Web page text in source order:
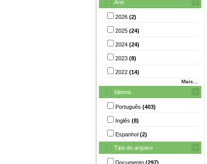
Ano
2026 (2)
2025 (24)
2024 (24)
2023 (8)
2022 (14)
Mais...
Idioma
Português (403)
Inglês (8)
Espanhol (2)
Tipo do arquivo
Documento (297)